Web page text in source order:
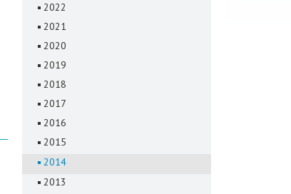
2022
2021
2020
2019
2018
2017
2016
2015
2014
2013